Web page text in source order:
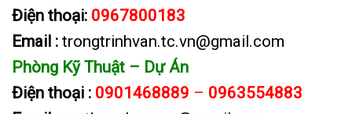
Điện thoại: 0967800183
Email : trongtrinhvan.tc.vn@gmail.com
Phòng Kỹ Thuật – Dự Án
Điện thoại : 0901468889 – 0963554883